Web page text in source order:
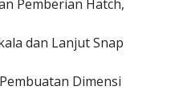
Pemberian Hatch,
dan Lanjut Snap
Dimensi